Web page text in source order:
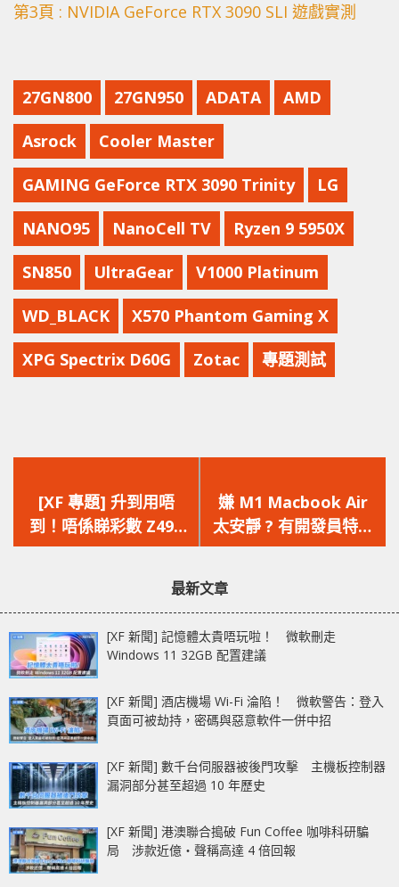
第3頁 : NVIDIA GeForce RTX 3090 SLI 遊戲實測
27GN800 27GN950 ADATA AMD
Asrock Cooler Master
GAMING GeForce RTX 3090 Trinity LG
NANO95 NanoCell TV Ryzen 9 5950X
SN850 UltraGear V1000 Platinum
WD_BLACK X570 Phantom Gaming X
XPG Spectrix D60G Zotac 專題測試
一
篇
文
[XF 專題] 升到用唔
到！唔係睇彩數 Z490
升級 BIOS 解鎖 PCIe
一
篇
文
嫌 M1 Macbook Air
太安靜 ? 有開發員特此
推出風扇聲音模擬器
最新文章
[XF 新聞] 記憶體太貴唔玩啦！ 微軟刪走
Windows 11 32GB 配置建議
[XF 新聞] 酒店機場 Wi-Fi 淪陷！ 微軟警告：登入
頁面可被劫持，密碼與惡意軟件一併中招
[XF 新聞] 數千台伺服器被後門攻擊 主機板控制器
漏洞部分甚至超過 10 年歷史
[XF 新聞] 港澳聯合搗破 Fun Coffee 咖啡科研騙
局 涉款近億‧聲稱高達 4 倍回報